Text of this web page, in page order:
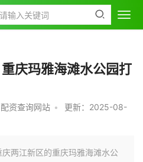
庆玛雅海滩水公园打
资查询网站 •
更新：2025-08-
两江新区的重庆玛雅海滩水公